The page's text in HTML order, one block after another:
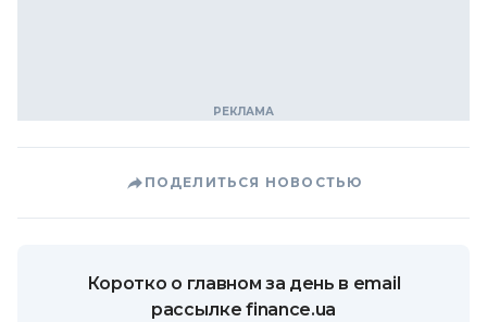
ПОДЕЛИТЬСЯ НОВОСТЬЮ
Коротко о главном за день в email
рассылке finance.ua